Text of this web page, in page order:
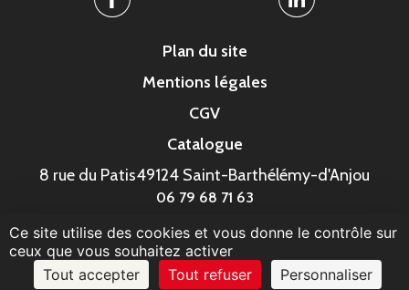
Facebook Linkedin
Plan du site
Mentions légales
CGV
Catalogue
8 rue du Patis49124 Saint-Barthélémy-d'Anjou
06 79 68 71 63
© MonaGraphic 2023
Ce site utilise des cookies et vous donne le contrôle sur
ceux que vous souhaitez activer
Tout accepter
Tout refuser Personnaliser